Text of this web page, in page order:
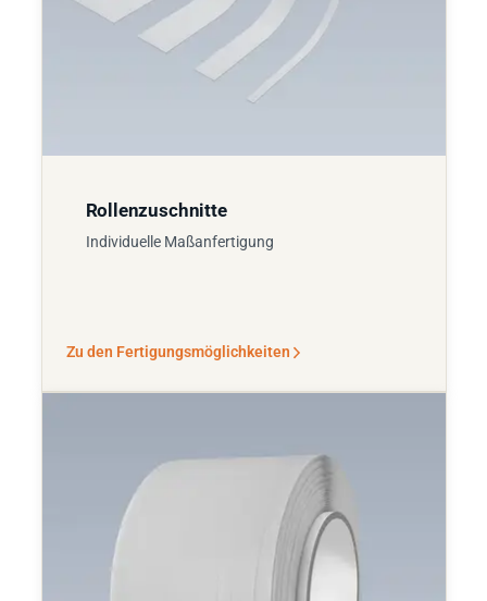
Rollenzuschnitte
Individuelle Maßanfertigung
Zu den Fertigungsmöglichkeiten